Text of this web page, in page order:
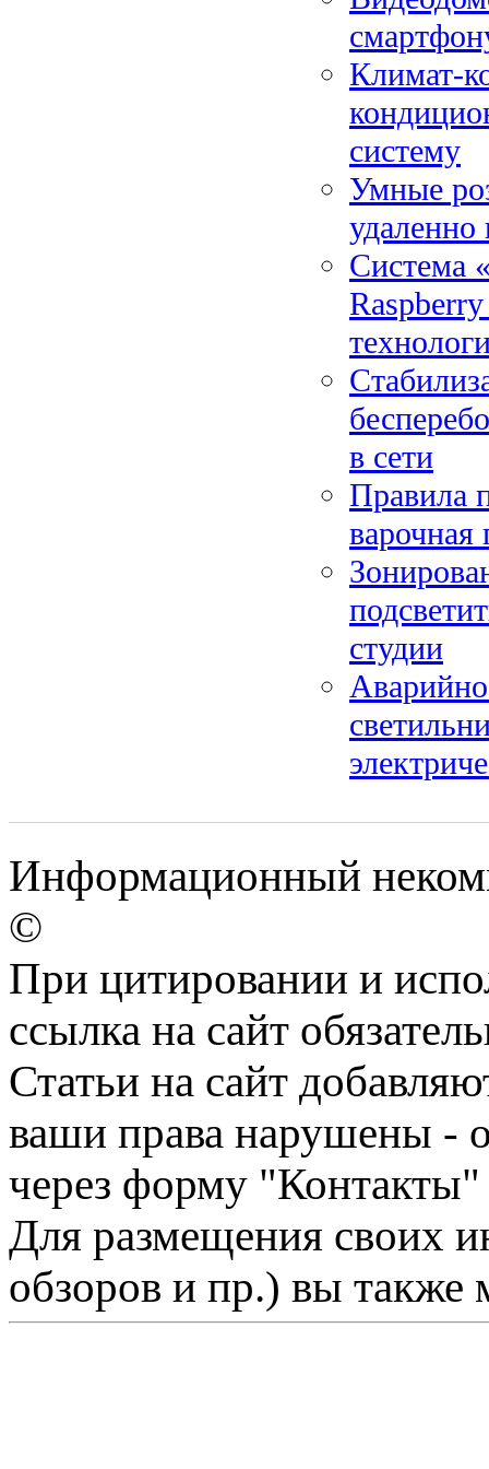
Климат-
систему
Умные
Система
в сети
Правила
студии
Информационный
©
При цитировании и
ссылка на сайт
Статьи на сайт
ваши права нарушены -
через форму "Контакты"
Для размещения своих
обзоров и пр.) вы также